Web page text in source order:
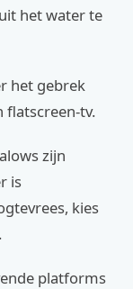
het water te
het gebrek
flatscreen-tv.
zijn
is
kies
platforms